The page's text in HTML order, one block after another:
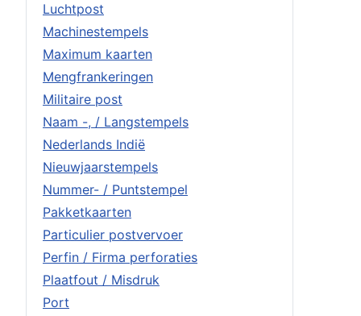
Luchtpost
Machinestempels
Maximum kaarten
Mengfrankeringen
Militaire post
Naam -, / Langstempels
Nederlands Indië
Nieuwjaarstempels
Nummer- / Puntstempel
Pakketkaarten
Particulier postvervoer
Perfin / Firma perforaties
Plaatfout / Misdruk
Port